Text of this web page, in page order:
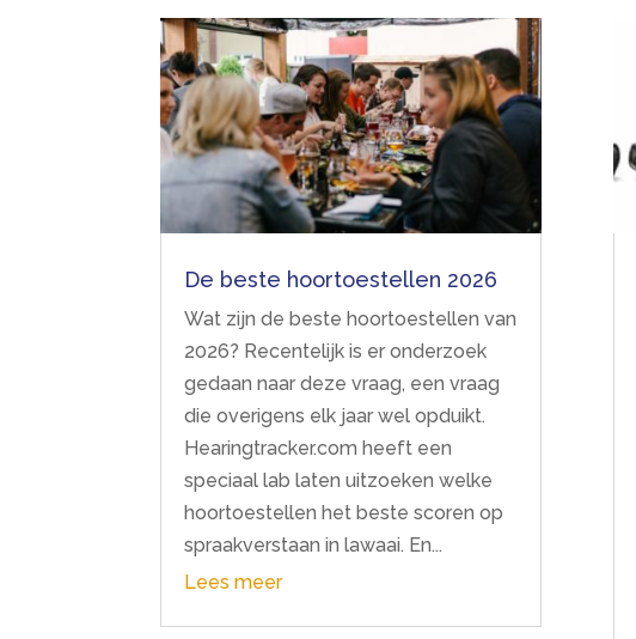
De beste hoortoestellen 2026
Wat zijn de beste hoortoestellen van
2026? Recentelijk is er onderzoek
gedaan naar deze vraag, een vraag
die overigens elk jaar wel opduikt.
Hearingtracker.com heeft een
speciaal lab laten uitzoeken welke
hoortoestellen het beste scoren op
spraakverstaan in lawaai. En...
Lees meer